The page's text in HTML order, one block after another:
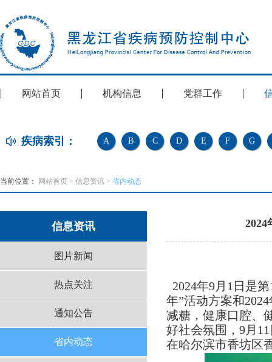
网站首页 机构信息 党群工作
疾病索引： A B C D E F G
当前位置： 网站首页 > 信息资讯 > 省内动态
信息资讯
图片新闻
热点关注
通知公告
省内动态
2024
2024年9月1日是
年”活动方案和
减糖，健康口腔、
好社会氛围，9月
在哈尔滨市香坊区